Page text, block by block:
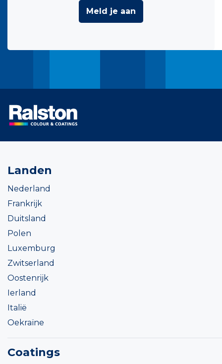
Meld je aan
Landen
Nederland
Frankrijk
Duitsland
Polen
Luxemburg
Zwitserland
Oostenrijk
Ierland
Italië
Oekraïne
Coatings